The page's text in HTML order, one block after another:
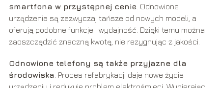
smartfona w przystępnej cenie. Odnowione
urządzenia są zazwyczaj tańsze od nowych modeli, a
oferują podobne funkcje i wydajność. Dzięki temu można
zaoszczędzić znaczną kwotę, nie rezygnując z jakości.
Odnowione telefony są także przyjazne dla
środowiska . Proces refabrykacji daje nowe życie